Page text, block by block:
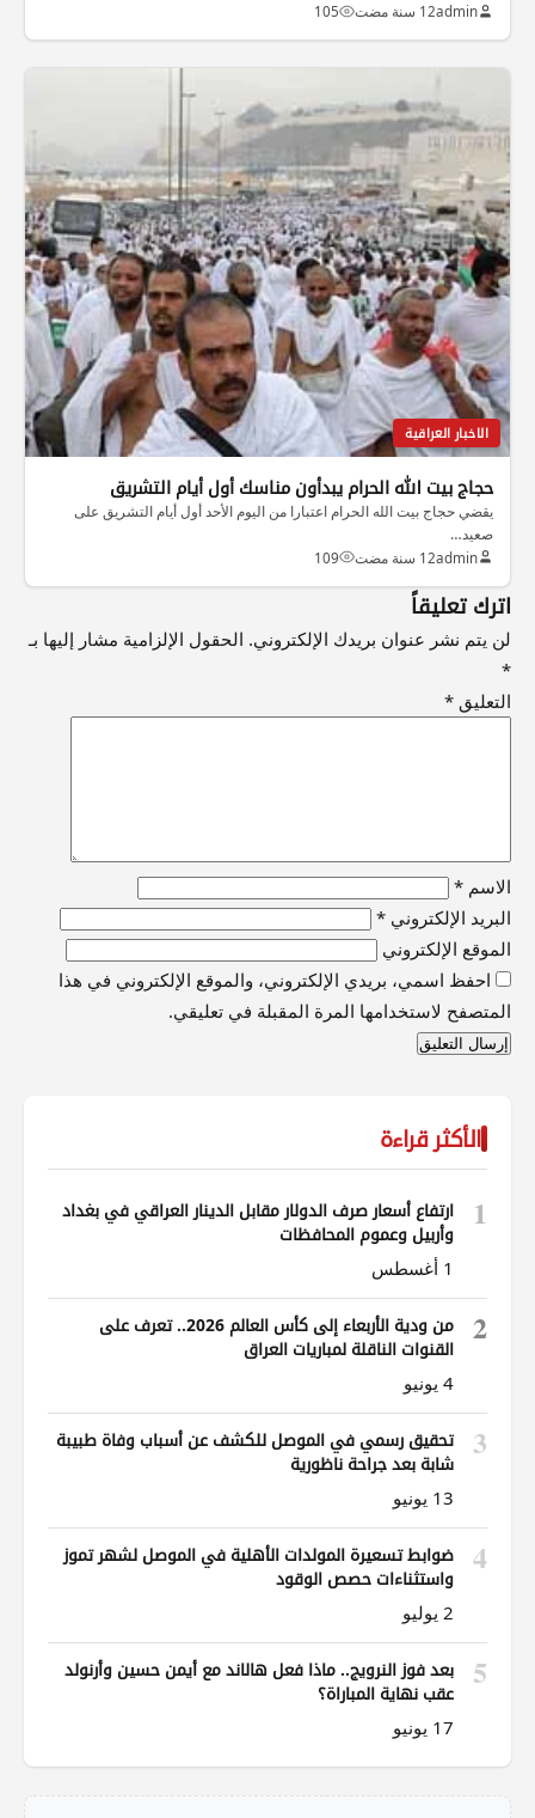
admin12 سنة مضت 105
الاخبار العراقية
حجاج بيت الله الحرام يبدأون مناسك أول أيام التشريق
يقضي حجاج بيت الله الحرام اعتبارا من اليوم الأحد أول أيام التشريق على
صعيد…
admin12 سنة مضت 109
اترك تعليقاً
لن يتم نشر عنوان بريدك الإلكتروني. الحقول الإلزامية مشار إليها بـ
*
التعليق *
الاسم *
البريد الإلكتروني *
الموقع الإلكتروني
احفظ اسمي، بريدي الإلكتروني، والموقع الإلكتروني في هذا
المتصفح لاستخدامها المرة المقبلة في تعليقي.
الأكثر قراءة
1
ارتفاع أسعار صرف الدولار مقابل الدينار العراقي في بغداد
وأربيل وعموم المحافظات
1 أغسطس
2
من ودية الأربعاء إلى كأس العالم 2026.. تعرف على
القنوات الناقلة لمباريات العراق
4 يونيو
3
تحقيق رسمي في الموصل للكشف عن أسباب وفاة طبيبة
شابة بعد جراحة ناظورية
13 يونيو
4
ضوابط تسعيرة المولدات الأهلية في الموصل لشهر تموز
واستثناءات حصص الوقود
2 يوليو
5
بعد فوز النرويج.. ماذا فعل هالاند مع أيمن حسين وأرنولد
عقب نهاية المباراة؟
17 يونيو